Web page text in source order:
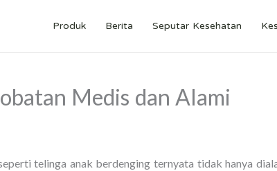
Produk Berita Seputar Kesehatan
Medis dan Alami
telinga anak berdenging ternyata tidak hanya